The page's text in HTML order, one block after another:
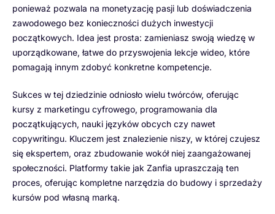
ponieważ pozwala na monetyzację pasji lub doświadczenia
zawodowego bez konieczności dużych inwestycji
początkowych. Idea jest prosta: zamieniasz swoją wiedzę w
uporządkowane, łatwe do przyswojenia lekcje wideo, które
pomagają innym zdobyć konkretne kompetencje.
Sukces w tej dziedzinie odniosło wielu twórców, oferując
kursy z marketingu cyfrowego, programowania dla
początkujących, nauki języków obcych czy nawet
copywritingu. Kluczem jest znalezienie niszy, w której czujesz
się ekspertem, oraz zbudowanie wokół niej zaangażowanej
społeczności. Platformy takie jak Zanfia upraszczają ten
proces, oferując kompletne narzędzia do budowy i sprzedaży
kursów pod własną marką.